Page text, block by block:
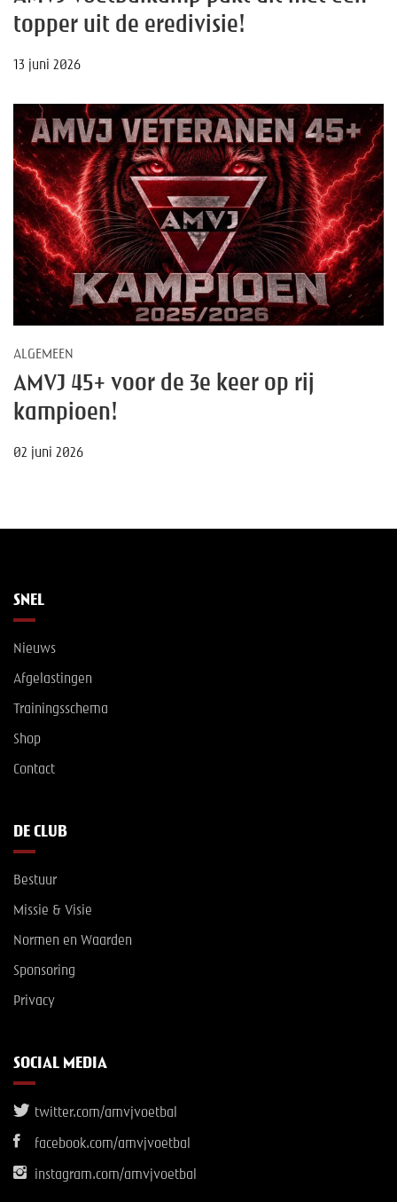
topper uit de eredivisie!
13 juni 2026
ALGEMEEN
AMVJ 45+ voor de 3e keer op rij
kampioen!
02 juni 2026
SNEL
Nieuws
Afgelastingen
Trainingsschema
Shop
Contact
DE CLUB
Bestuur
Missie & Visie
Normen en Waarden
Sponsoring
Privacy
SOCIAL MEDIA
twitter.com/amvjvoetbal
facebook.com/amvjvoetbal
instagram.com/amvjvoetbal